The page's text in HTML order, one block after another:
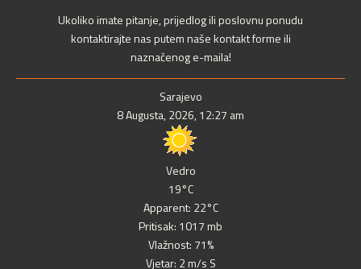
Ukoliko imate pitanje, prijedlog ili poslovnu ponudu
kontaktirajte nas putem naše kontakt forme ili
naznačenog e-maila!
Sarajevo
8 Augusta, 2026, 12:27 am
Vedro
19°C
Apparent: 22°C
Pritisak: 1017 mb
Vlažnost: 71%
Vjetar: 2 m/s S